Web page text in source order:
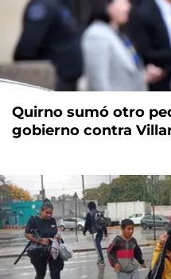
Quirno sumó otro
gobierno contra